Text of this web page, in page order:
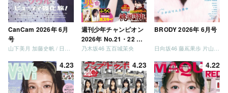
CanCam 2026年 6月
号
週刊少年チャンピオン
2026年 No.21・22 合
併号
乃木坂46 五百城茉央
BRODY 2026年 6月号
4.23 4.23 4.22